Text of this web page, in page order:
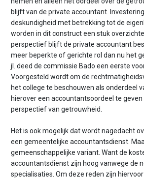
blijft van de private accountant.
deskundigheid met betrekking tot de
worden in dit construct een stuk
perspectief blijft de private accountant
meer beperkte of gerichte rol dan nu het
jl. deed de commissie Bado een eerste
Voorgesteld wordt om de
het college te beschouwen als onderdeel
hierover een accountantsoordeel te
perspectief van getrouwheid.
Het is ook mogelijk dat wordt nagedacht
een gemeentelijke accountantsdienst.
gemeenschappelijke variant. Want de
accountantsdienst zijn hoog vanwege de
specialisaties. Om deze reden zijn